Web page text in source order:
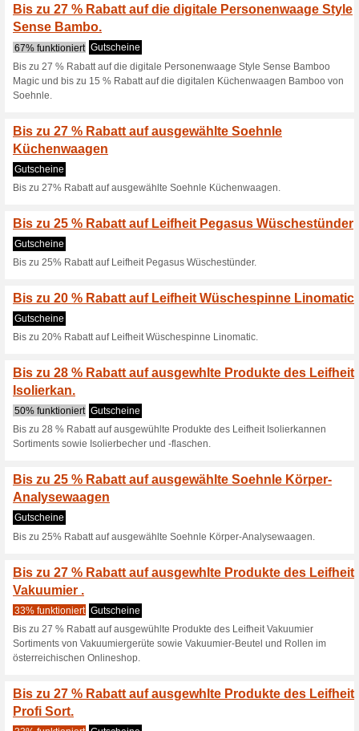
inkl. Gratis-Staubbezug.
Beim Kauf eines
Kakerlakak Sp.
Gutscheine
Beim Kauf eines Leifheit
CLEAN TWIST und Combi
Bis zu 27 % Rabatt
Haushaltsprodukte
Gutscheine
Bis zu 27% Rabatt auf
Bis zu 50 % Rabatt
und Bügelbretter